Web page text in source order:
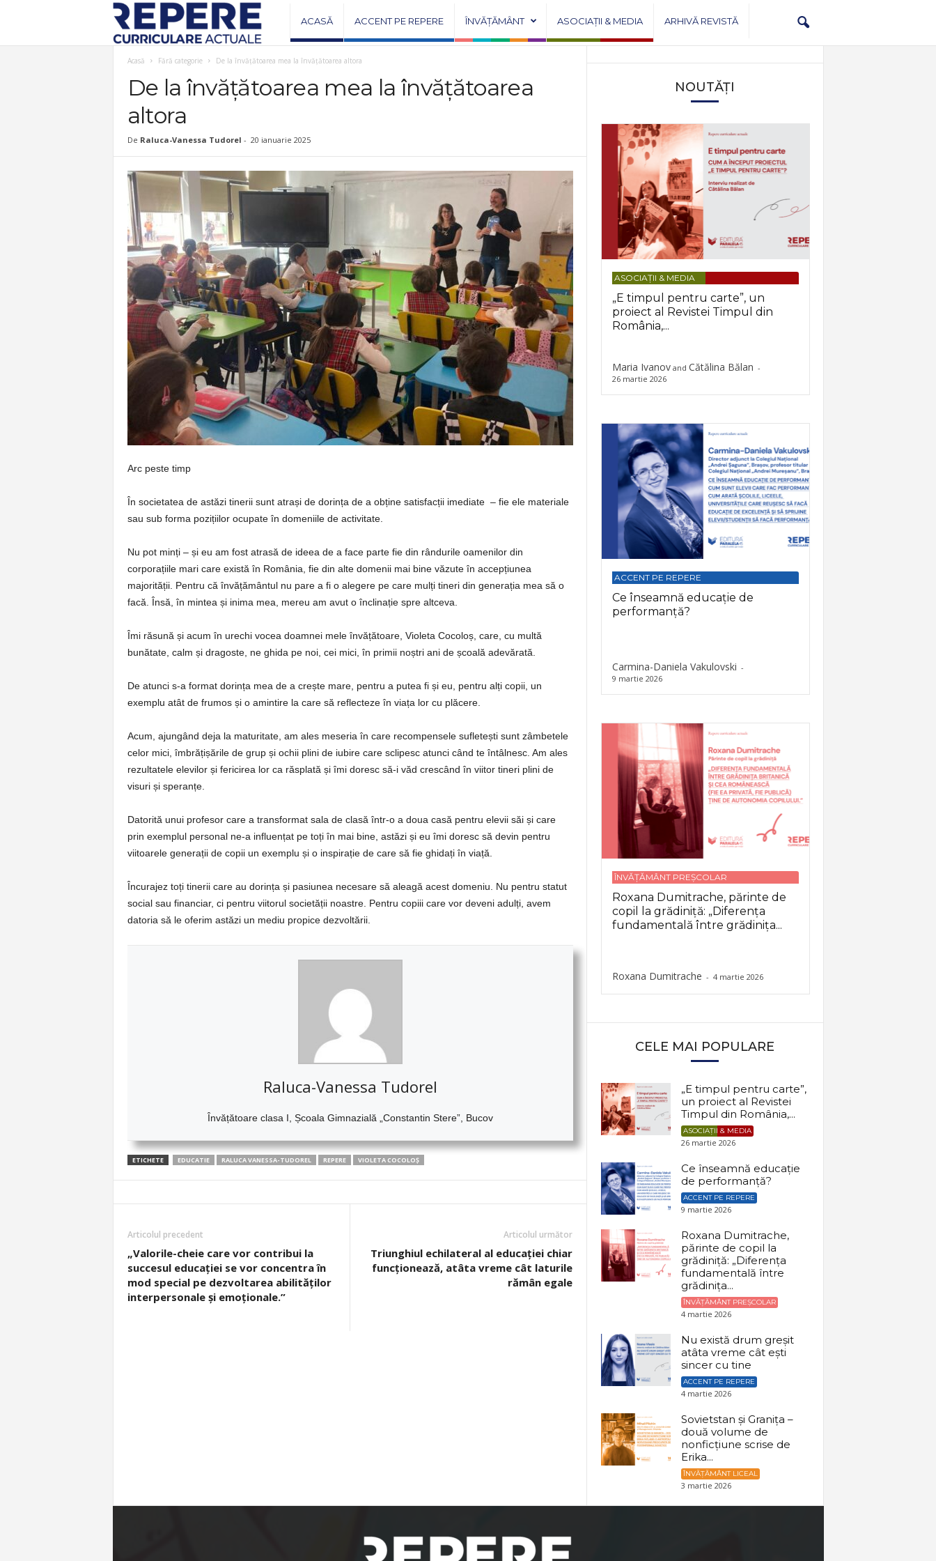
v
s
t
R
e
p
e
r
ACASĂ ACCENT PE REPERE ÎNVĂȚĂMÂNT ASOCIAȚII & MEDIA ARHIVĂ REVISTĂ
Acasă Fără categorie De la învățătoarea mea la învățătoarea altora
De la învățătoarea mea la învățătoarea
altora
De Raluca-Vanessa Tudorel - 20 ianuarie 2025
Arc peste timp
În societatea de astăzi tinerii sunt atrași de dorința de a obține satisfacții imediate – fie ele materiale
sau sub forma pozițiilor ocupate în domeniile de activitate.
Nu pot minți – și eu am fost atrasă de ideea de a face parte fie din rândurile oamenilor din
corporațiile mari care există în România, fie din alte domenii mai bine văzute în accepțiunea
majorității. Pentru că învățământul nu pare a fi o alegere pe care mulți tineri din generația mea să o
facă. Însă, în mintea și inima mea, mereu am avut o înclinație spre altceva.
Îmi răsună și acum în urechi vocea doamnei mele învățătoare, Violeta Cocoloș, care, cu multă
bunătate, calm și dragoste, ne ghida pe noi, cei mici, în primii noștri ani de școală adevărată.
De atunci s-a format dorința mea de a crește mare, pentru a putea fi și eu, pentru alți copii, un
exemplu atât de frumos și o amintire la care să reflecteze în viața lor cu plăcere.
Acum, ajungând deja la maturitate, am ales meseria în care recompensele sufletești sunt zâmbetele
celor mici, îmbrățișările de grup și ochii plini de iubire care sclipesc atunci când te întâlnesc. Am ales
rezultatele elevilor și fericirea lor ca răsplată și îmi doresc să-i văd crescând în viitor tineri plini de
visuri și speranțe.
Datorită unui profesor care a transformat sala de clasă într-o a doua casă pentru elevii săi și care
prin exemplul personal ne-a influențat pe toți în mai bine, astăzi și eu îmi doresc să devin pentru
viitoarele generații de copii un exemplu și o inspirație de care să fie ghidați în viață.
Încurajez toți tinerii care au dorința și pasiunea necesare să aleagă acest domeniu. Nu pentru statut
social sau financiar, ci pentru viitorul societății noastre. Pentru copiii care vor deveni adulți, avem
datoria să le oferim astăzi un mediu propice dezvoltării.
Raluca-Vanessa Tudorel
Învățătoare clasa I, Școala Gimnazială „Constantin Stere”, Bucov
ETICHETE EDUCATIE RALUCA VANESSA-TUDOREL REPERE VIOLETA COCOLOȘ
Articolul precedent
„Valorile-cheie care vor contribui la
succesul educației se vor concentra în
mod special pe dezvoltarea abilităților
interpersonale și emoționale.”
Articolul următor
Triunghiul echilateral al educației chiar
funcționează, atâta vreme cât laturile
rămân egale
NOUTĂȚI
ASOCIAȚII & MEDIA
„E timpul pentru carte”, un
proiect al Revistei Timpul din
România,...
Maria Ivanovand Cătălina Bălan -
26 martie 2026
ACCENT PE REPERE
Ce înseamnă educație de
performanță?
Carmina-Daniela Vakulovski -
9 martie 2026
ÎNVĂȚĂMÂNT PREȘCOLAR
Roxana Dumitrache, părinte de
copil la grădiniță: „Diferența
fundamentală între grădinița...
Roxana Dumitrache - 4 martie 2026
CELE MAI POPULARE
„E timpul pentru carte”,
un proiect al Revistei
Timpul din România,...
ASOCIAȚII & MEDIA
26 martie 2026
Ce înseamnă educație
de performanță?
ACCENT PE REPERE
9 martie 2026
Roxana Dumitrache,
părinte de copil la
grădiniță: „Diferența
fundamentală între
grădinița...
ÎNVĂȚĂMÂNT PREȘCOLAR
4 martie 2026
Nu există drum greșit
atâta vreme cât ești
sincer cu tine
ACCENT PE REPERE
4 martie 2026
Sovietstan și Granița –
două volume de
nonficțiune scrise de
Erika...
ÎNVĂȚĂMÂNT LICEAL
3 martie 2026